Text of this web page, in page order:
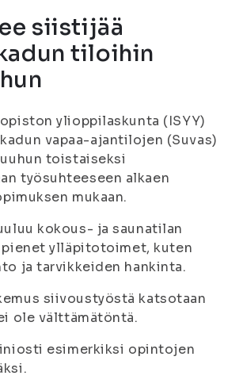
siistijää
tiloihin
ylioppilaskunta (ISYY)
vapaa-ajantilojen (Suvas)
toistaiseksi
työsuhteeseen alkaen
mukaan.
kokous- ja saunatilan
ylläpitotoimet, kuten
ja tarvikkeiden hankinta.
siivoustyöstä katsotaan
ole välttämätöntä.
esimerkiksi opintojen